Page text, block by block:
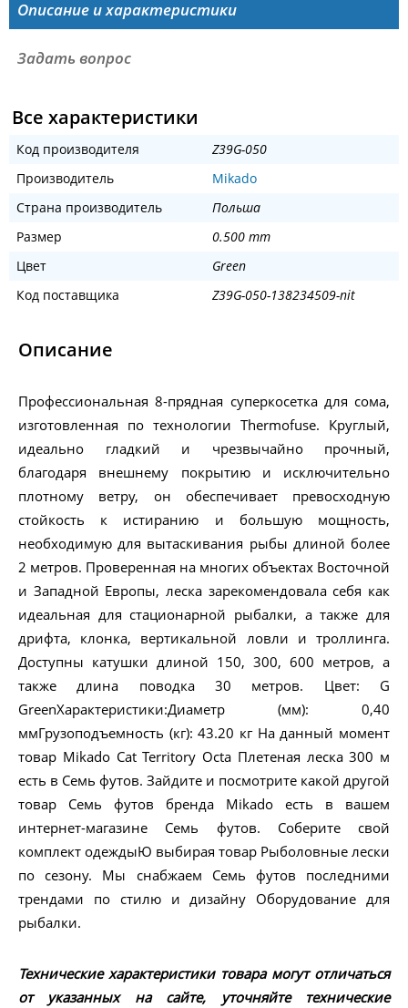
Описание и характеристики
Задать вопрос
Все характеристики
Код производителя
Z39G-050
Производитель
Mikado
Страна производитель
Польша
Размер
0.500 mm
Цвет
Green
Код поставщика
Z39G-050-138234509-nit
Описание
Профессиональная 8-прядная суперкосетка для сома,
изготовленная по технологии Thermofuse. Круглый,
идеально гладкий и чрезвычайно прочный,
благодаря внешнему покрытию и исключительно
плотному ветру, он обеспечивает превосходную
стойкость к истиранию и большую мощность,
необходимую для вытаскивания рыбы длиной более
2 метров. Проверенная на многих объектах Восточной
и Западной Европы, леска зарекомендовала себя как
идеальная для стационарной рыбалки, а также для
дрифта, клонка, вертикальной ловли и троллинга.
Доступны катушки длиной 150, 300, 600 метров, а
также длина поводка 30 метров. Цвет: G
GreenХарактеристики:Диаметр (мм): 0,40
ммГрузоподъемность (кг): 43.20 кг На данный момент
товар Mikado Cat Territory Octa Плетеная леска 300 м
есть в Семь футов. Зайдите и посмотрите какой другой
товар Семь футов бренда Mikado есть в вашем
интернет-магазине Семь футов. Соберите свой
комплект одеждыЮ выбирая товар Рыболовные лески
по сезону. Мы снабжаем Семь футов последними
трендами по стилю и дизайну Оборудование для
рыбалки.
Технические характеристики товара могут отличаться
от указанных на сайте, уточняйте технические